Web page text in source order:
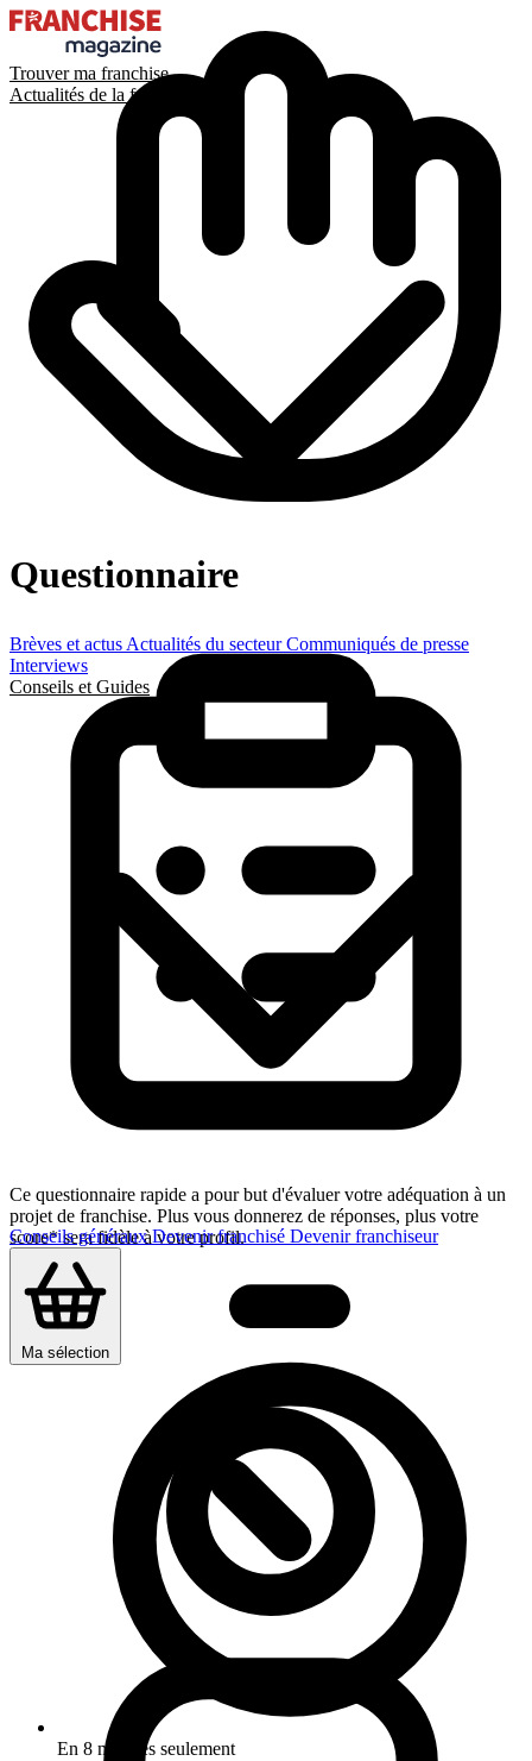
Trouver ma franchise
Actualités de la franchise
Brèves et actus Actualités du secteurCommuniqués de presse
Interviews
Conseils et Guides
Conseils générauxDevenir franchisé Devenir franchiseur
Ma sélection
Questionnaire
Ce questionnaire rapide a pour but d'évaluer votre adéquation à un
projet de franchise. Plus vous donnerez de réponses, plus votre
score* sera fidèle à votre profil.
En 8 minutes seulement